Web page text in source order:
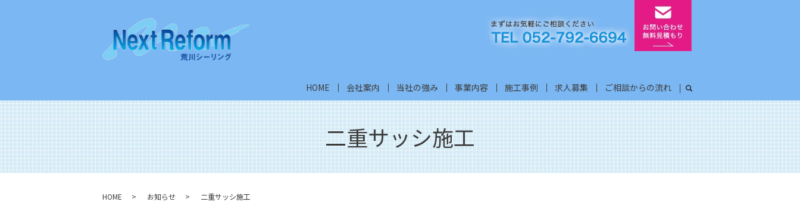
HOME 会社案内 当社の強み 事業内容 施工事例 求人募集 ご相談からの流れ search
二重サッシ施工
HOME お知らせ 二重サッシ施工